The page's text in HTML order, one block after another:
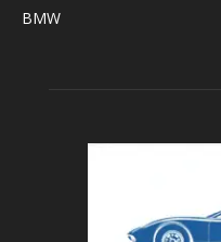
BMW